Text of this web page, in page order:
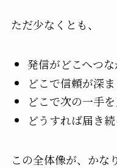
ただ少なくとも、
発信がどこへつ
どこで信頼が深
どこで次の一手
どうすれば届き
この全体像が、かな